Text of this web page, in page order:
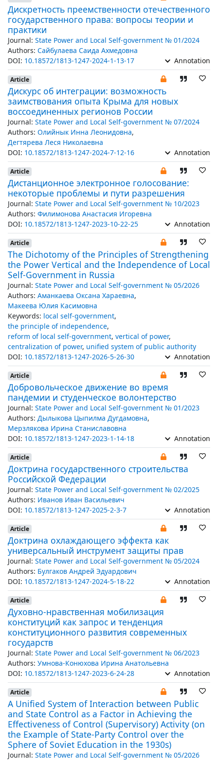
Дискретность преемственности отечественного
государственного права: вопросы теории и
практики
Journal: State Power and Local Self-government № 01/2024
Authors: Сайбулаева Саида Ахмедовна
DOI: 10.18572/1813-1247-2024-1-13-17 Annotation
Article
Дискурс об интеграции: возможность
заимствования опыта Крыма для новых
воссоединенных регионов России
Journal: State Power and Local Self-government № 07/2024
Authors: Олийнык Инна Леонидовна,
Дегтярева Леся Николаевна
DOI: 10.18572/1813-1247-2024-7-12-16 Annotation
Article
Дистанционное электронное голосование:
некоторые проблемы и пути разрешения
Journal: State Power and Local Self-government № 10/2023
Authors: Филимонова Анастасия Игоревна
DOI: 10.18572/1813-1247-2023-10-22-25 Annotation
Article
The Dichotomy of the Principles of Strengthening
the Power Vertical and the Independence of Local
Self-Government in Russia
Journal: State Power and Local Self-government № 05/2026
Authors: Аманкаева Оксана Хараевна,
Макеева Юлия Касимовна
Keywords: local self-government,
the principle of independence,
reform of local self-government, vertical of power,
centralization of power, unified system of public authority
DOI: 10.18572/1813-1247-2026-5-26-30 Annotation
Article
Добровольческое движение во время
пандемии и студенческое волонтерство
Journal: State Power and Local Self-government № 01/2023
Authors: Дылыкова Цыпилма Дугдамовна,
Мерзлякова Ирина Станиславовна
DOI: 10.18572/1813-1247-2023-1-14-18 Annotation
Article
Доктрина государственного строительства
Российской Федерации
Journal: State Power and Local Self-government № 02/2025
Authors: Иванов Иван Васильевич
DOI: 10.18572/1813-1247-2025-2-3-7 Annotation
Article
Доктрина охлаждающего эффекта как
универсальный инструмент защиты прав
Journal: State Power and Local Self-government № 05/2024
Authors: Булгаков Андрей Эдуардович
DOI: 10.18572/1813-1247-2024-5-18-22 Annotation
Article
Духовно-нравственная мобилизация
конституций как запрос и тенденция
конституционного развития современных
государств
Journal: State Power and Local Self-government № 06/2023
Authors: Умнова-Конюхова Ирина Анатольевна
DOI: 10.18572/1813-1247-2023-6-24-28 Annotation
Article
A Unified System of Interaction between Public
and State Control as a Factor in Achieving the
Effectiveness of Control (Supervisory) Activity (on
the Example of State-Party Control over the
Sphere of Soviet Education in the 1930s)
Journal: State Power and Local Self-government № 05/2026